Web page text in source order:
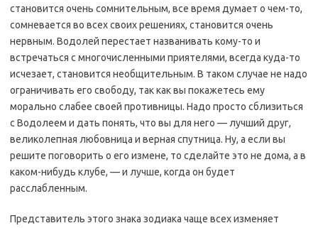
становится очень сомнительным, все время думает о чем-то,
сомневается во всех своих решениях, становится очень
нервным. Водолей перестает названивать кому-то и
встречаться с многочисленными приятелями, всегда куда-то
исчезает, становится необщительным. В таком случае не надо
ограничивать его свободу, так как вы покажетесь ему
морально слабее своей противницы. Надо просто сблизиться
с Водолеем и дать понять, что вы для него — лучший друг,
великолепная любовница и верная спутница. Ну, а если вы
решите поговорить о его измене, то сделайте это не дома, а в
каком-нибудь клубе, — и лучше, когда он будет
расслабленным.
Представитель этого знака зодиака чаще всех изменяет